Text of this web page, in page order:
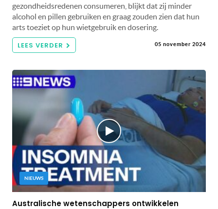
gezondheidsredenen consumeren, blijkt dat zij minder
alcohol en pillen gebruiken en graag zouden zien dat hun
arts toeziet op hun wietgebruik en dosering.
LEES VERDER 05 november 2024
NIEUWS
Australische wetenschappers ontwikkelen